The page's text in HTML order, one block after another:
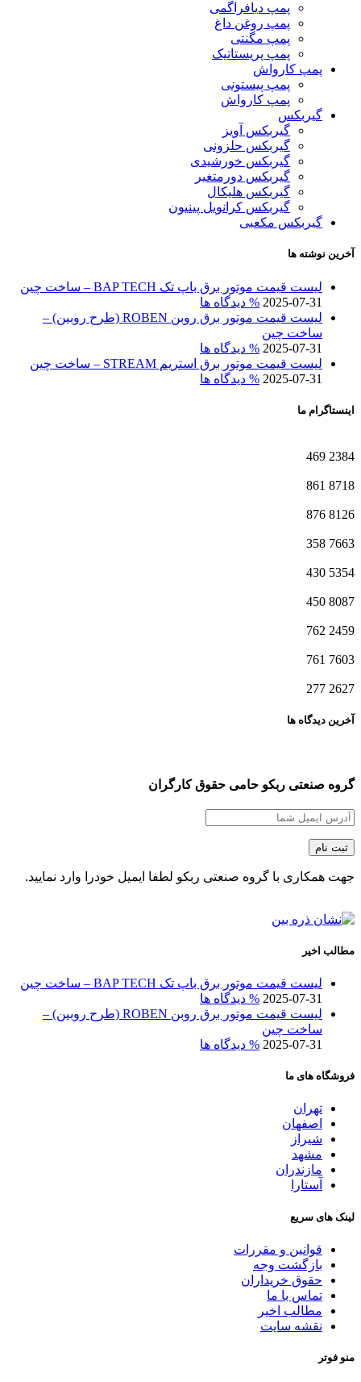
پمپ دیافراگمی
پمپ روغن داغ
پمپ مگنتی
پمپ پریستاتیک
پمپ کارواش
پمپ پیستونی
پمپ کارواش
گیربکس
گیربکس آویز
گیربکس حلزونی
گیربکس خورشیدی
گیربکس دورمتغیر
گیربکس هلیکال
گیربکس کرانویل پینیون
گیربکس مکعبی
آخرین نوشته ها
لیست قیمت موتور برق باپ تک BAP TECH – ساخت چین
2025-07-31 % دیدگاه ها
لیست قیمت موتور برق روبن ROBEN (طرح روبین) –
ساخت چین
2025-07-31 % دیدگاه ها
لیست قیمت موتور برق استریم STREAM – ساخت چین
2025-07-31 % دیدگاه ها
اینستاگرام ما
2384
469
8718
861
8126
876
7663
358
5354
430
8087
450
2459
762
7603
761
2627
277
آخرین دیدگاه ها
گروه صنعتی ربکو حامی حقوق کارگران
جهت همکاری با گروه صنعتی ربکو لطفا ایمیل خودرا وارد نمایید.
مطالب اخیر
لیست قیمت موتور برق باپ تک BAP TECH – ساخت چین
2025-07-31 % دیدگاه ها
لیست قیمت موتور برق روبن ROBEN (طرح روبین) –
ساخت چین
2025-07-31 % دیدگاه ها
فروشگاه های ما
تهران
اصفهان
شیراز
مشهد
مازندران
آستارا
لینک های سریع
قوانین و مقررات
بازگشت وجه
حقوق خریداران
تماس با ما
مطالب اخیر
نقشه سایت
منو فوتر